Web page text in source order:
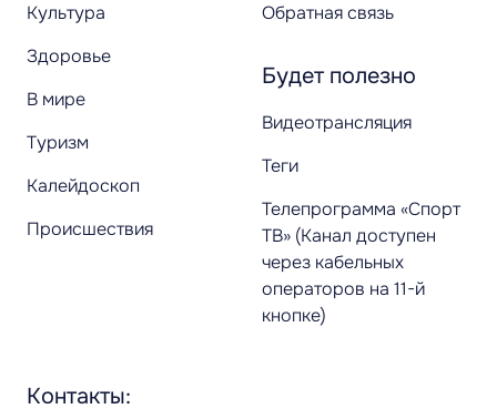
Культура
Здоровье
В мире
Туризм
Калейдоскоп
Происшествия
Обратная связь
Будет полезно
Видеотрансляция
Теги
Телепрограмма «Спорт
ТВ» (Канал доступен
через кабельных
операторов на 11-й
кнопке)
Контакты: